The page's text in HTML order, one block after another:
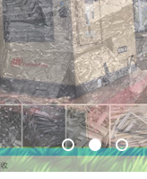
1 2 3